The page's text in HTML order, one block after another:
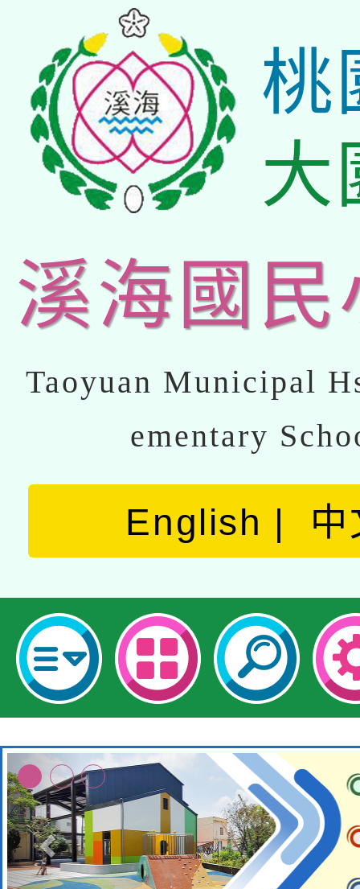
桃
大
溪海國民
Taoyuan Municipal
ementary
English 中